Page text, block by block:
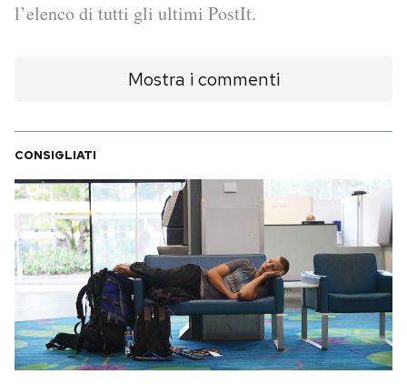
SHOP
CALENDARIO
AREA PERSONALE
Area Personale
Newsletter
Notifiche mobile
l’elenco di tutti gli ultimi PostIt.
Mostra i commenti
CONSIGLIATI